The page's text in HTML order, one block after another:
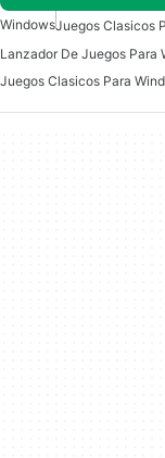
WindowsJuegos Clasicos
Lanzador De Juegos Para
Juegos Clasicos Para